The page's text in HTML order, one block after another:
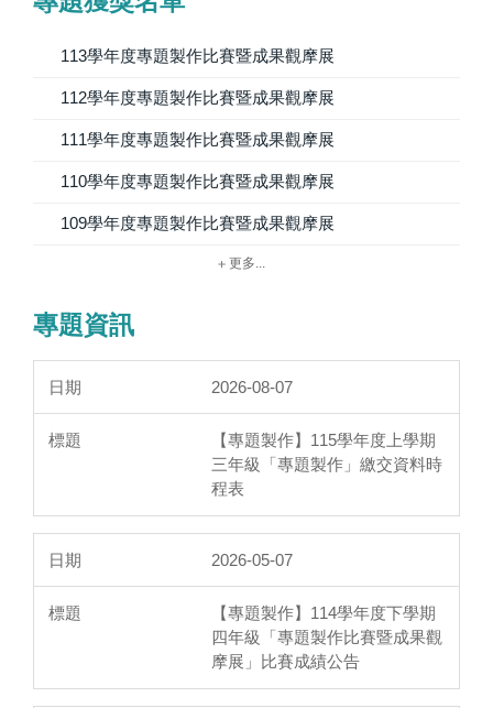
113學年度專題製作比賽暨成果觀摩展
112學年度專題製作比賽暨成果觀摩展
111學年度專題製作比賽暨成果觀摩展
110學年度專題製作比賽暨成果觀摩展
109學年度專題製作比賽暨成果觀摩展
更多...
專題資訊
2026-08-07
【專題製作】115學年度上學期
三年級「專題製作」繳交資料時
程表
2026-05-07
【專題製作】114學年度下學期
四年級「專題製作比賽暨成果觀
摩展」比賽成績公告